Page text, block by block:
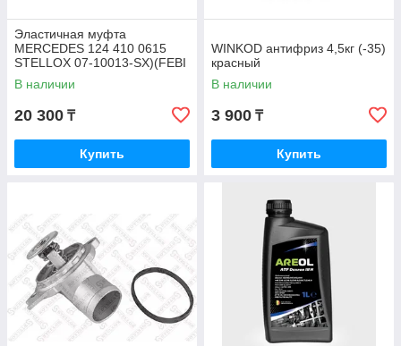
Эластичная муфта
MERCEDES 124 410 0615
STELLOX 07-10013-SX)(FEBI
1975)
В наличии
20 300 ₸
Купить
WINKOD антифриз 4,5кг (-35)
красный
В наличии
3 900 ₸
Купить